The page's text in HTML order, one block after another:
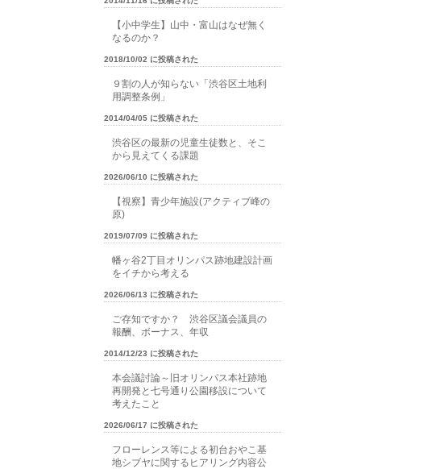
【小中学生】山中・富山はなぜ無く
なるのか？
2018/10/02 に投稿された
９割の人が知らない「渋谷区土地利
用調整条例」
2014/04/05 に投稿された
渋谷区の最新の児童生徒数と、そこ
から見えてくる課題
2026/06/10 に投稿された
【視察】青少年施設(アクティブ峰の
原)
2019/07/09 に投稿された
幡ヶ谷2丁目オリンパス跡地建設計画
をイチから考える
2026/06/13 に投稿された
ご存知ですか？ 渋谷区議会議員の
報酬、ボーナス、年収
2014/12/23 に投稿された
本会議討論～旧オリンパス本社跡地
再開発と七号通り公園移設について
考えたこと
2026/06/17 に投稿された
フローレンス等による初台おやこ基
地シブヤに関するヒアリング内容公